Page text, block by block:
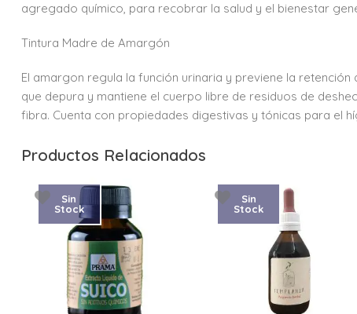
agregado químico, para recobrar la salud y el bienestar
Tintura Madre de Amargón
El amargon regula la función urinaria y previene la
que depura y mantiene el cuerpo libre de residuos de
fibra. Cuenta con propiedades digestivas y tónicas para el
Productos Relacionados
Sin
Stock
Sin
Stock